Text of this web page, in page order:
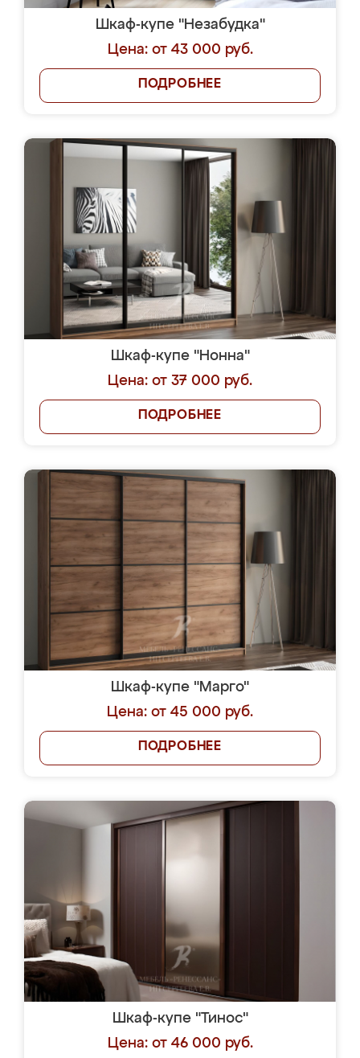
Шкаф-купе "Незабудка"
Цена: от 43 000 руб.
ПОДРОБНЕЕ
Шкаф-купе "Нонна"
Цена: от 37 000 руб.
ПОДРОБНЕЕ
Шкаф-купе "Марго"
Цена: от 45 000 руб.
ПОДРОБНЕЕ
Шкаф-купе "Тинос"
Цена: от 46 000 руб.